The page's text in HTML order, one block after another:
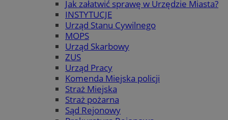
Jak załatwić sprawę w Urzędzie Miasta?
INSTYTUCJE
Urząd Stanu Cywilnego
MOPS
Urząd Skarbowy
ZUS
Urząd Pracy
Komenda Miejska policji
Straż Miejska
Straż pożarna
Sąd Rejonowy